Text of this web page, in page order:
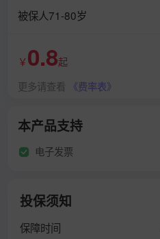
被保人71-80岁
￥ 0.8起
更多请查看 《费率表》
本产品支持
电子发票
投保须知
保障时间